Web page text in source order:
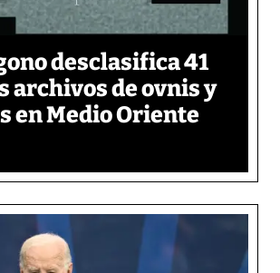
desclasifica 41
archivos de ovnis y
en Medio Oriente